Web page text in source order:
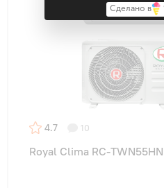
4.7 10
Royal Clima RC-
Сделано в